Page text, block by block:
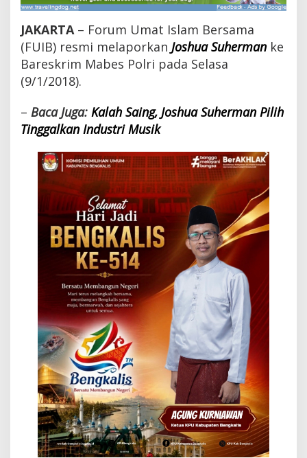
u
e
r
m
a
i
l
a
o
r
k
a
n
A
t
a
s
D
u
g
a
a
n
P
e
n
i
s
t
a
a
n
A
JAKARTA – Forum Umat Islam Bersama
(FUIB) resmi melaporkan Joshua Suhermanke
Bareskrim Mabes Polri pada Selasa
(9/1/2018).
– Baca Juga: Kalah Saing, Joshua Suherman Pilih
Tinggalkan Industri Musik